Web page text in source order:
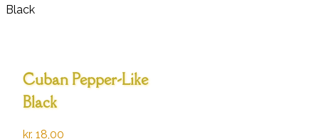
Black
Cuban Pepper-Like
Black
kr. 18,00